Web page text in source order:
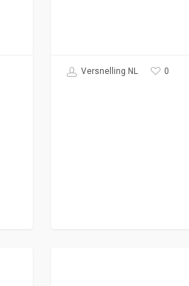
Versnelling NL 0